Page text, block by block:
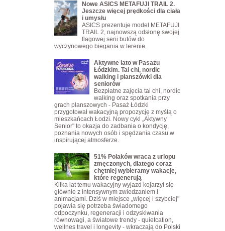
Nowe ASICS METAFUJI TRAIL 2.
Jeszcze więcej prędkości dla ciała
i umysłu
ASICS prezentuje model METAFUJI
TRAIL 2, najnowszą odsłonę swojej
flagowej serii butów do
wyczynowego biegania w terenie.
Aktywne lato w Pasażu
Łódzkim. Tai chi, nordic
walking i planszówki dla
seniorów
Bezpłatne zajęcia tai chi, nordic
walking oraz spotkania przy
grach planszowych - Pasaż Łódzki
przygotował wakacyjną propozycję z myślą o
mieszkańcach Łodzi. Nowy cykl „Aktywny
Senior" to okazja do zadbania o kondycję,
poznania nowych osób i spędzania czasu w
inspirującej atmosferze.
51% Polaków wraca z urlopu
zmęczonych, dlatego coraz
chętniej wybieramy wakacje,
które regenerują
Kilka lat temu wakacyjny wyjazd kojarzył się
głównie z intensywnym zwiedzaniem i
animacjami. Dziś w miejsce „więcej i szybciej"
pojawia się potrzeba świadomego
odpoczynku, regeneracji i odzyskiwania
równowagi, a światowe trendy - quietcation,
wellnes travel i longevity - wkraczają do Polski